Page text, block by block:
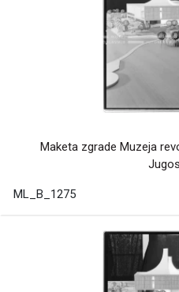
Maketa zgrade Muzeja
ML_B_1275